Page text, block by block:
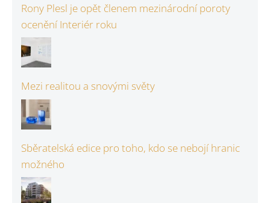
Rony Plesl je opět členem mezinárodní poroty
ocenění Interiér roku
Mezi realitou a snovými světy
Sběratelská edice pro toho, kdo se nebojí hranic
možného